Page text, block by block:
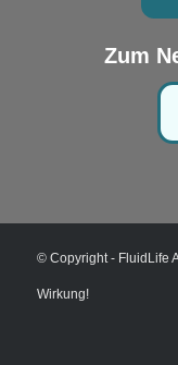
Zum
© Copyright - FluidLife
Wirkung!